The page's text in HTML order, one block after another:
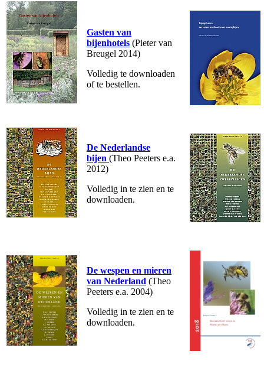
Gasten van
bijenhotels (Pieter van
Breugel 2014)
Volledig te downloaden
of te bestellen.
De Nederlandse
bijen (Theo Peeters e.a.
2012)
Volledig in te zien en te
downloaden.
De wespen en mieren
van Nederland (Theo
Peeters e.a. 2004)
Volledig in te zien en te
downloaden.